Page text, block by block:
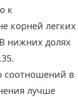
к
корней легких
нижних долях
соотношений в
лучше